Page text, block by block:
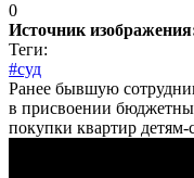
0
Источник
Теги:
#суд
Ранее бывшую
в присвоении
покупки квартир детям-